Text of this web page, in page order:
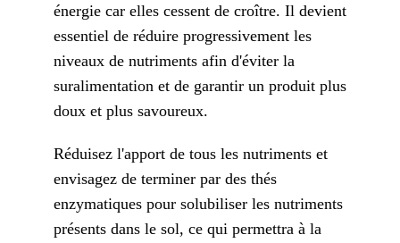
énergie car elles cessent de croître. Il devient
essentiel de réduire progressivement les
niveaux de nutriments afin d'éviter la
suralimentation et de garantir un produit plus
doux et plus savoureux.
Réduisez l'apport de tous les nutriments et
envisagez de terminer par des thés
enzymatiques pour solubiliser les nutriments
présents dans le sol, ce qui permettra à la